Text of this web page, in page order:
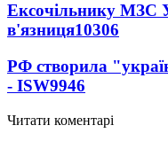
Ексочільнику МЗС
в'язниця10306
РФ створила
- ISW9946
Читати коментарі